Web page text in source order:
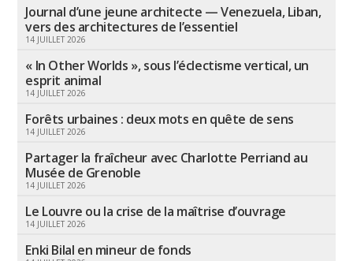
Journal d’une jeune architecte — Venezuela, Liban,
vers des architectures de l’essentiel
14 JUILLET 2026
« In Other Worlds », sous l’éclectisme vertical, un
esprit animal
14 JUILLET 2026
Forêts urbaines : deux mots en quête de sens
14 JUILLET 2026
Partager la fraîcheur avec Charlotte Perriand au
Musée de Grenoble
14 JUILLET 2026
Le Louvre ou la crise de la maîtrise d’ouvrage
14 JUILLET 2026
Enki Bilal en mineur de fonds